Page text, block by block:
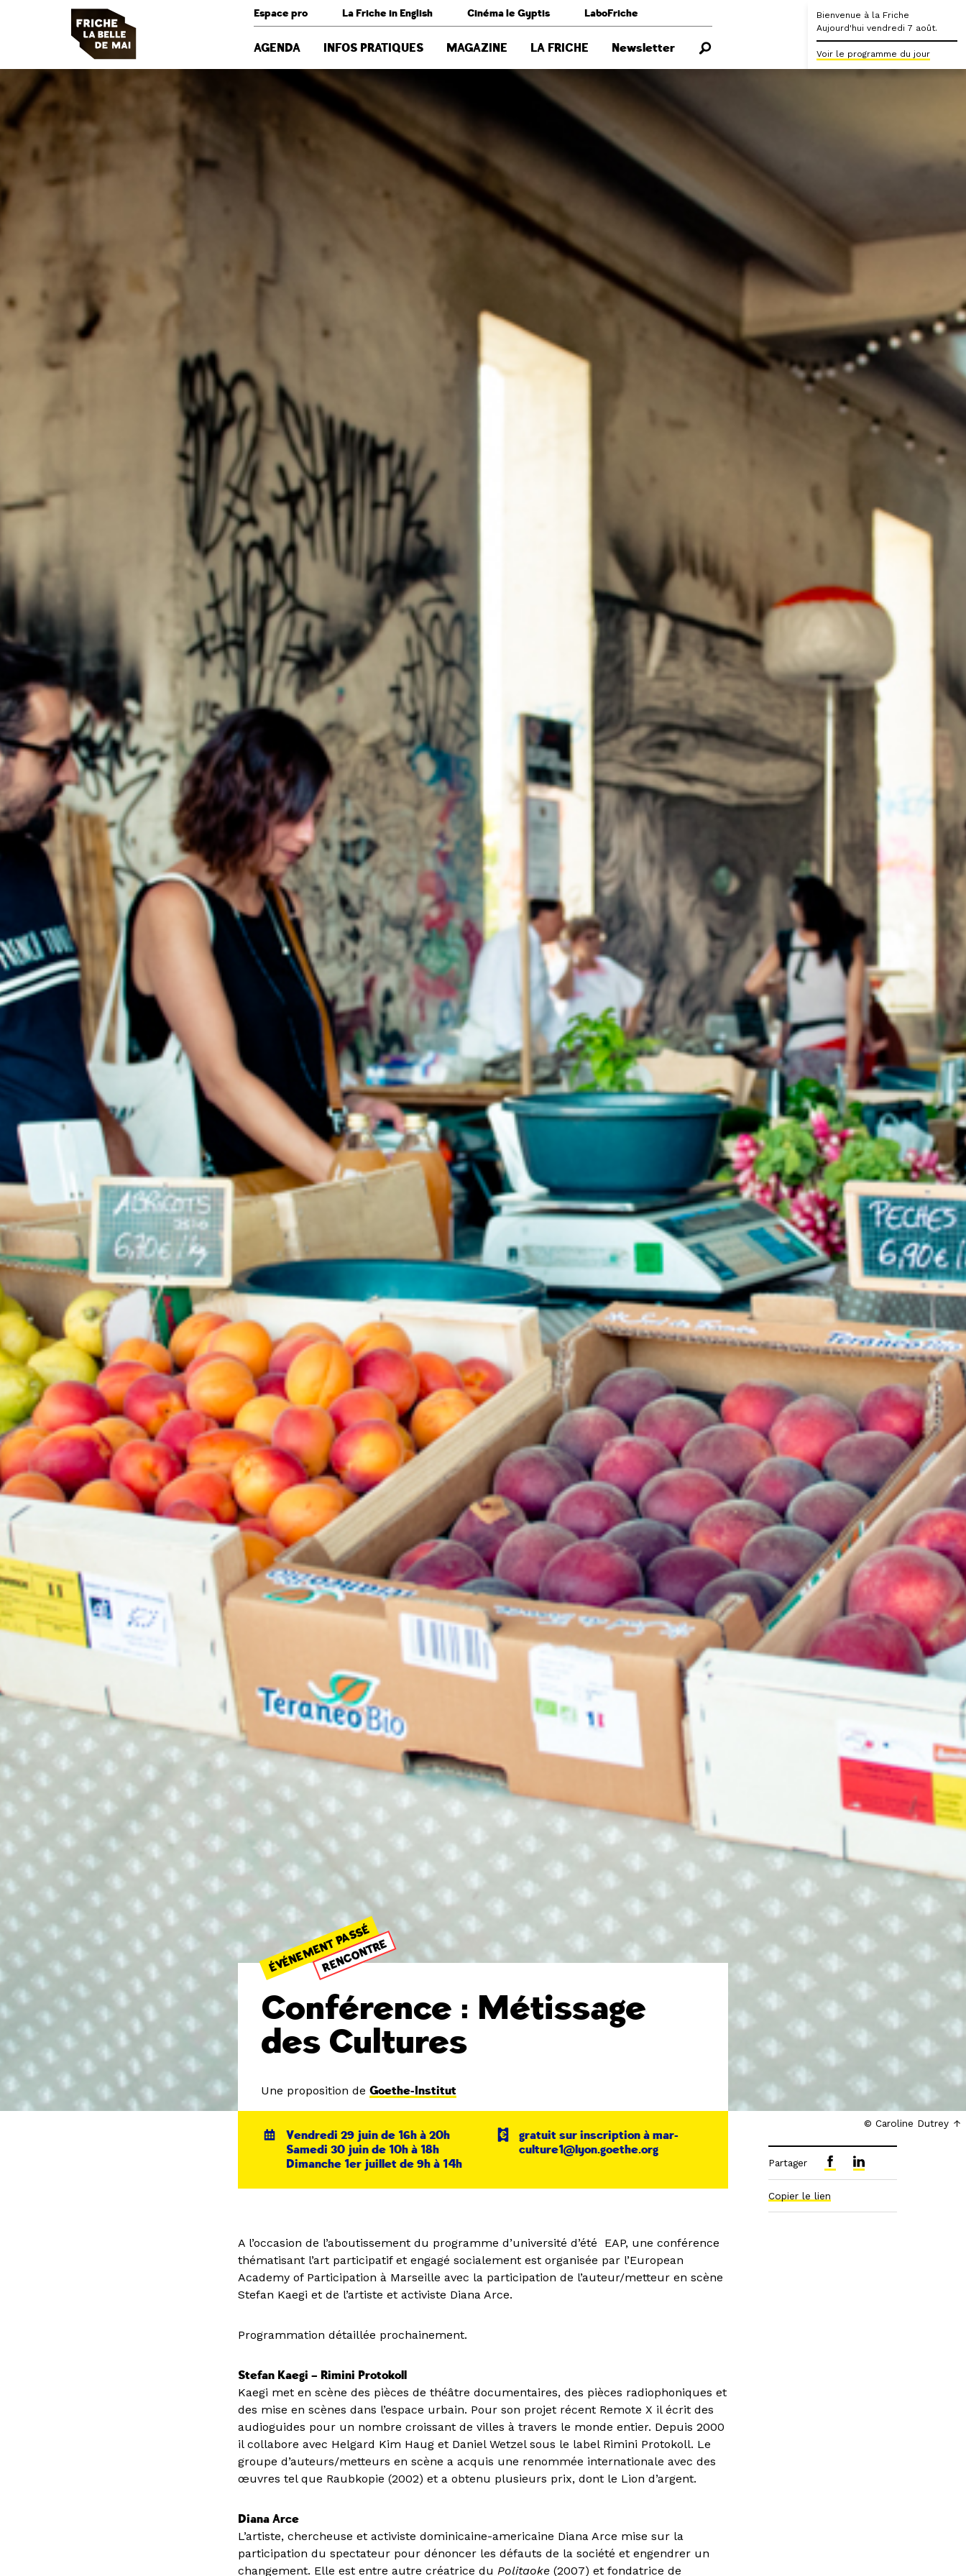
Espace pro La Friche in English Cinéma le Gyptis LaboFriche
AGENDA INFOS PRATIQUES MAGAZINE LA FRICHE Newsletter
Bienvenue à la Friche
Aujourd'hui vendredi 7 août.
Voir le programme du jour
© Caroline Dutrey
ÉVÉNEMENT PASSÉ
RENCONTRE
Conférence : Métissage
des Cultures
Une proposition deGoethe-Institut
Vendredi 29 juin de 16h à 20h
Samedi 30 juin de 10h à 18h
Dimanche 1er juillet de 9h à 14h
gratuit sur inscription à mar-
culture1@lyon.goethe.org
A l’occasion de l’aboutissement du programme d’université d’été EAP, une conférence
thématisant l’art participatif et engagé socialement est organisée par l’European
Academy of Participation à Marseille avec la participation de l’auteur/metteur en scène
Stefan Kaegi et de l’artiste et activiste Diana Arce.
Programmation détaillée prochainement.
Stefan Kaegi – Rimini Protokoll
Kaegi met en scène des pièces de théâtre documentaires, des pièces radiophoniques et
des mise en scènes dans l’espace urbain. Pour son projet récent Remote X il écrit des
audioguides pour un nombre croissant de villes à travers le monde entier. Depuis 2000
il collabore avec Helgard Kim Haug et Daniel Wetzel sous le label Rimini Protokoll. Le
groupe d’auteurs/metteurs en scène a acquis une renommée internationale avec des
œuvres tel que Raubkopie (2002) et a obtenu plusieurs prix, dont le Lion d’argent.
Diana Arce
L’artiste, chercheuse et activiste dominicaine-americaine Diana Arce mise sur la
participation du spectateur pour dénoncer les défauts de la société et engendrer un
changement. Elle est entre autre créatrice duPolitaoke (2007) et fondatrice de
Partager
Copier le lien
Panneau de gestion des cookies